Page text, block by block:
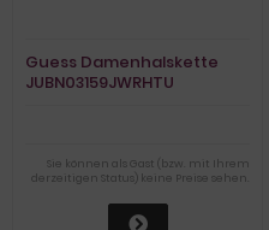
Guess Damenhalskette
JUBN03159JWRHTU
Sie können als Gast (bzw. mit Ihrem
derzeitigen Status) keine Preise sehen.